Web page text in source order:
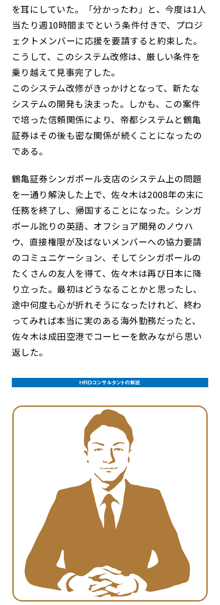
を耳にしていた。「分かったわ」と、今度は1人
当たり週10時間までという条件付きで、プロジ
ェクトメンバーに応援を要請すると約束した。
こうして、このシステム改修は、厳しい条件を
乗り越えて見事完了した。
このシステム改修がきっかけとなって、新たな
システムの開発も決まった。しかも、この案件
で培った信頼関係により、帝都システムと鶴亀
証券はその後も密な関係が続くことになったの
である。
鶴亀証券シンガポール支店のシステム上の問題
を一通り解決した上で、佐々木は2008年の末に
任務を終了し、帰国することになった。シンガ
ポール訛りの英語、オフショア開発のノウハ
ウ、直接権限が及ばないメンバーへの協力要請
のコミュニケーション、そしてシンガポールの
たくさんの友人を得て、佐々木は再び日本に降
り立った。最初はどうなることかと思ったし、
途中何度も心が折れそうになったけれど、終わ
ってみれば本当に実のある海外勤務だったと、
佐々木は成田空港でコーヒーを飲みながら思い
返した。